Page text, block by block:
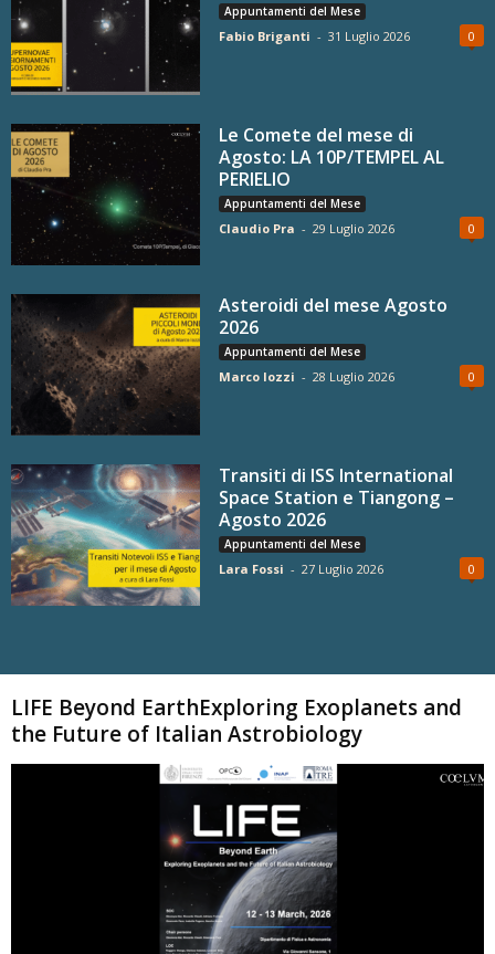
Appuntamenti del Mese
Fabio Briganti - 31 Luglio 2026 0
Le Comete del mese di
Agosto: LA 10P/TEMPEL AL
PERIELIO
Appuntamenti del Mese
Claudio Pra - 29 Luglio 2026 0
Asteroidi del mese Agosto
2026
Appuntamenti del Mese
Marco Iozzi - 28 Luglio 2026 0
Transiti di ISS International
Space Station e Tiangong –
Agosto 2026
Appuntamenti del Mese
Lara Fossi - 27 Luglio 2026 0
LIFE Beyond EarthExploring Exoplanets and
the Future of Italian Astrobiology